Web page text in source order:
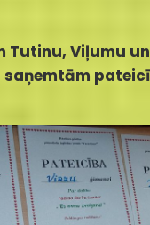
Tutinu, Viļumu
saņemtām